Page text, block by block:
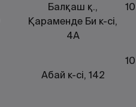
Балқаш қ.,
Қараменде Би к-сі,
4А
Абай к-сі, 142